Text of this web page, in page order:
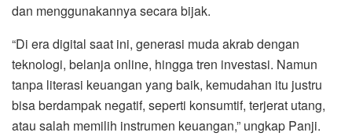
dan menggunakannya secara bijak.
“Di era digital saat ini, generasi muda akrab dengan
teknologi, belanja online, hingga tren investasi. Namun
tanpa literasi keuangan yang baik, kemudahan itu justru
bisa berdampak negatif, seperti konsumtif, terjerat utang,
atau salah memilih instrumen keuangan,” ungkap Panji.